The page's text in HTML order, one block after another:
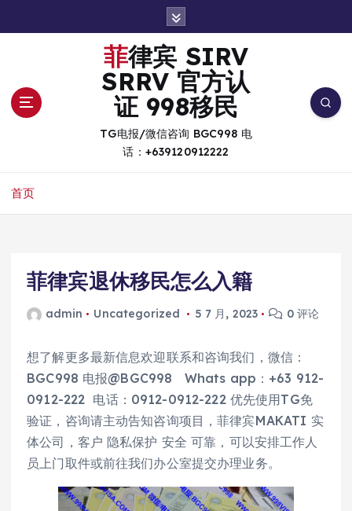
菲律宾 SIRV
SRRV 官方认
证 998移民
TG电报/微信咨询 BGC998 电
话：+639120912222
首页
菲律宾退休移民怎么入籍
admin Uncategorized 5 7 月, 2023 0 评论
想了解更多最新信息欢迎联系和咨询我们，微信：
BGC998 电报@BGC998 Whats app：+63 912-
0912-222 电话：0912-0912-222 优先使用TG免
验证，咨询请主动告知咨询项目，菲律宾MAKATI 实
体公司，客户 隐私保护 安全 可靠，可以安排工作人
员上门取件或前往我们办公室提交办理业务。